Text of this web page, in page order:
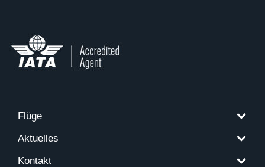
Flüge
Aktuelles
Kontakt